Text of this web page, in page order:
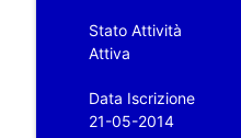
Stato Attività
Attiva
Data Iscrizione
21-05-2014